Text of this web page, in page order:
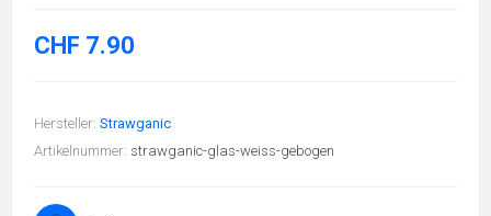
CHF 7.90
Hersteller: Strawganic
Artikelnummer: strawganic-glas-weiss-gebogen